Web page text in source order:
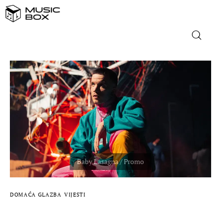
NASLOVNICA
DOMAĆA GLAZBA
STRANA GLAZBA
FILM
MUSIC BOX
DOMAĆA GLAZBA VIJESTI